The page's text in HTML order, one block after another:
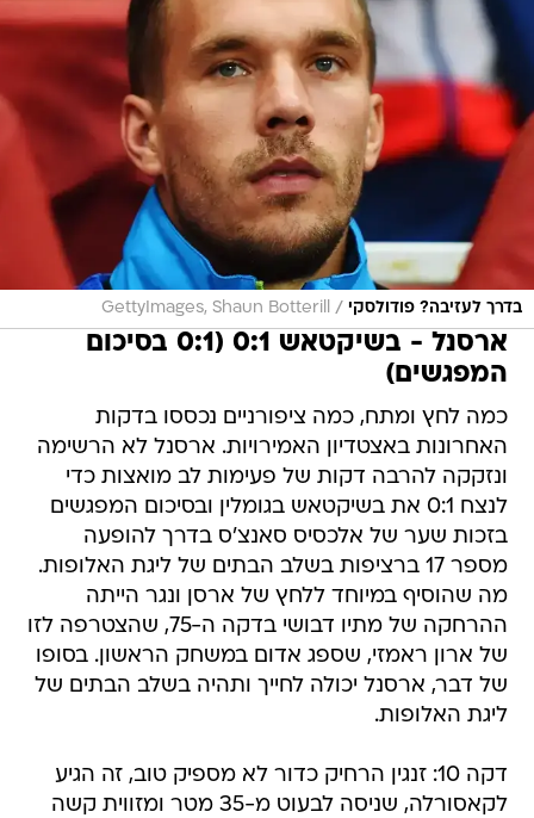
בדרך לעזיבה? פודולסקי /
GettyImages, Shaun Botterill
ארסנל - בשיקטאש 0:1 (0:1 בסיכום
המפגשים)
כמה לחץ ומתח, כמה ציפורניים נכססו בדקות
האחרונות באצטדיון האמירויות. ארסנל לא הרשימה
ונזקקה להרבה דקות של פעימות לב מואצות כדי
לנצח 0:1 את בשיקטאש בגומלין ובסיכום המפגשים
בזכות שער של אלכסיס סאנצ'ס בדרך להופעה
מספר 17 ברציפות בשלב הבתים של ליגת האלופות.
מה שהוסיף במיוחד ללחץ של ארסן ונגר הייתה
ההרחקה של מתיו דבושי בדקה ה-75, שהצטרפה לזו
של ארון ראמזי, שספג אדום במשחק הראשון. בסופו
של דבר, ארסנל יכולה לחייך ותהיה בשלב הבתים של
ליגת האלופות.
דקה 10: זנגין הרחיק כדור לא מספיק טוב, זה הגיע
לקאסורלה, שניסה לבעוט מ-35 מטר ומזווית קשה